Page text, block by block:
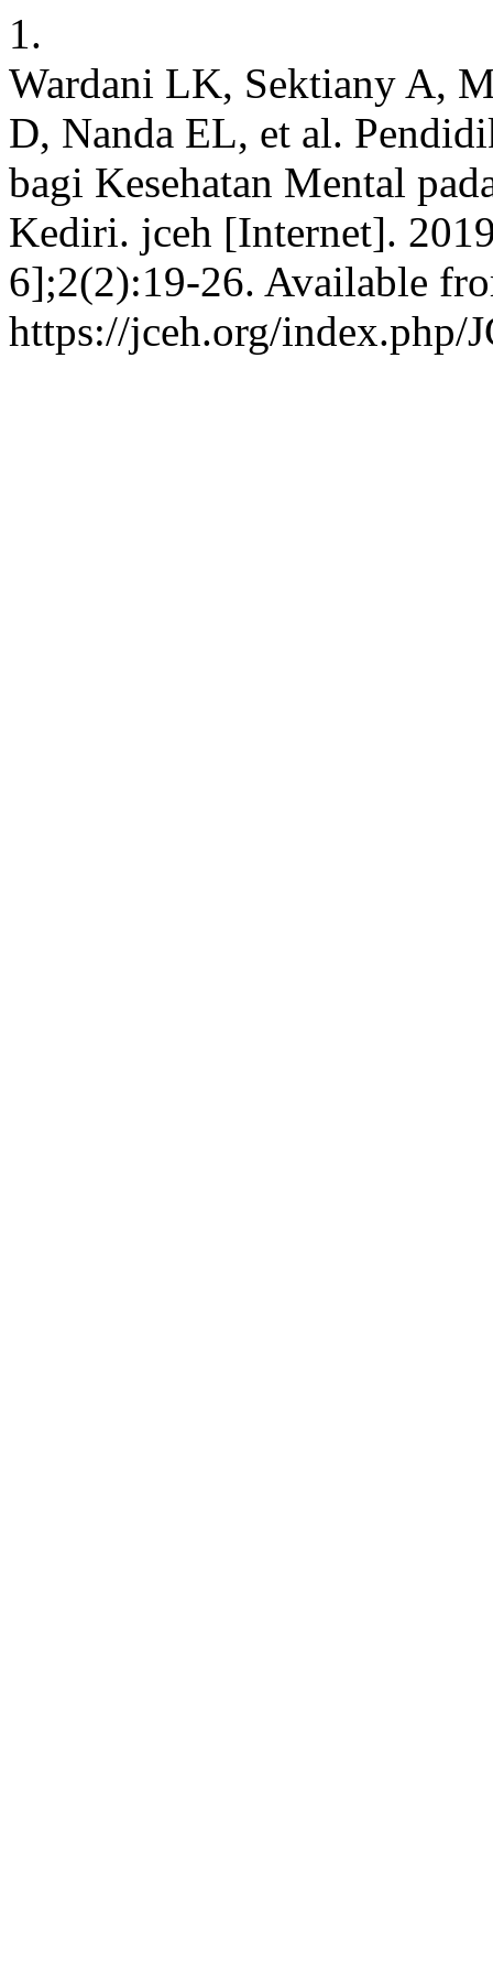
1.
Wardani LK, Sektiany A,
D, Nanda EL, et al.
bagi Kesehatan Mental
Kediri. jceh [Internet].
6];2(2):19-26. Available
https://jceh.org/index.php/